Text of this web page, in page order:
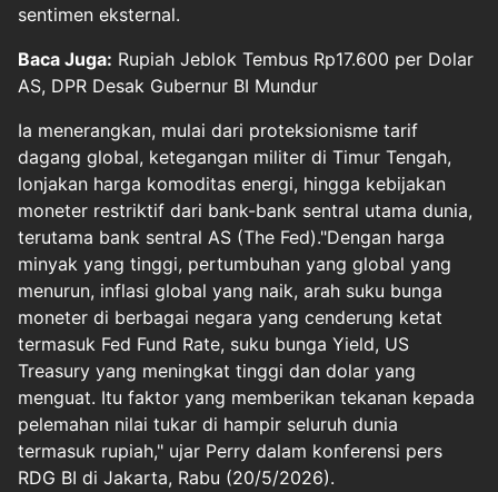
sentimen eksternal.
Baca Juga: Rupiah Jeblok Tembus Rp17.600 per Dolar
AS, DPR Desak Gubernur BI Mundur
Ia menerangkan, mulai dari proteksionisme tarif
dagang global, ketegangan militer di Timur Tengah,
lonjakan harga komoditas energi, hingga kebijakan
moneter restriktif dari bank-bank sentral utama dunia,
terutama bank sentral AS (The Fed)."Dengan harga
minyak yang tinggi, pertumbuhan yang global yang
menurun, inflasi global yang naik, arah suku bunga
moneter di berbagai negara yang cenderung ketat
termasuk Fed Fund Rate, suku bunga Yield, US
Treasury yang meningkat tinggi dan dolar yang
menguat. Itu faktor yang memberikan tekanan kepada
pelemahan nilai tukar di hampir seluruh dunia
termasuk rupiah," ujar Perry dalam konferensi pers
RDG BI di Jakarta, Rabu (20/5/2026).